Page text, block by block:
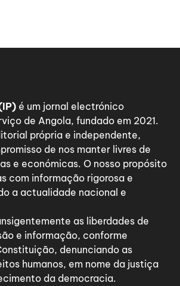
é um jornal electrónico
de Angola, fundado em 2021.
própria e independente,
de nos manter livres de
e económicas. O nosso propósito
com informação rigorosa e
a actualidade nacional e
as liberdades de
e informação, conforme
denunciando as
humanos, em nome da justiça
da democracia.